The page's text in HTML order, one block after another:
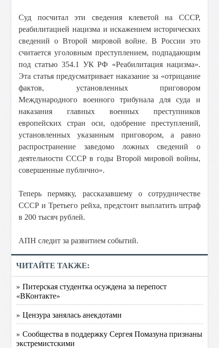
Суд посчитал эти сведения клеветой на СССР,
реабилитацией нацизма и искажением исторических
сведений о Второй мировой войне. В России это
считается уголовным преступлением, подпадающим
под статью 354.1 УК РФ «Реабилитация нацизма».
Эта статья предусматривает наказание за «отрицание
фактов, установленных приговором
Международного военного трибунала для суда и
наказания главных военных преступников
европейских стран оси, одобрение преступлений,
установленных указанным приговором, а равно
распространение заведомо ложных сведений о
деятельности СССР в годы Второй мировой войны,
совершенные публично».
Теперь пермяку, рассказавшему о сотрудничестве
СССР и Третьего рейха, предстоит выплатить штраф
в 200 тысяч рублей.
АПН следит за развитием событий.
ЧИТАЙТЕ ТАКЖЕ:
» Питерская студентка осуждена за перепост
«ВКонтакте»
» Цензура занялась анекдотами
» Сообщества в поддержку Сергея Помазуна признаны
экстремистскими